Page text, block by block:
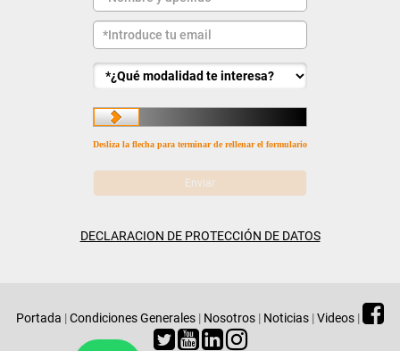
Desliza la flecha para terminar de rellenar el formulario
DECLARACION DE PROTECCIÓN DE DATOS
Portada |Condiciones Generales | Nosotros | Noticias |Videos |